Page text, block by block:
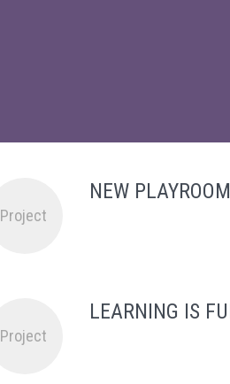
Project
NEW
Project
LEARNING IS